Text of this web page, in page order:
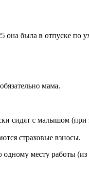
была в отпуске по
мама.
сидят с малышом
страховые взносы.
месту работы